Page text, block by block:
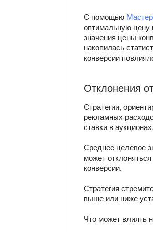
С помощью
оптимальную
значения цены
накопилась
конверсии
Отклонения
Стратегии,
рекламных
ставки в
Среднее целевое
может
конверсии.
Стратегия
выше или ниже
Что может влиять